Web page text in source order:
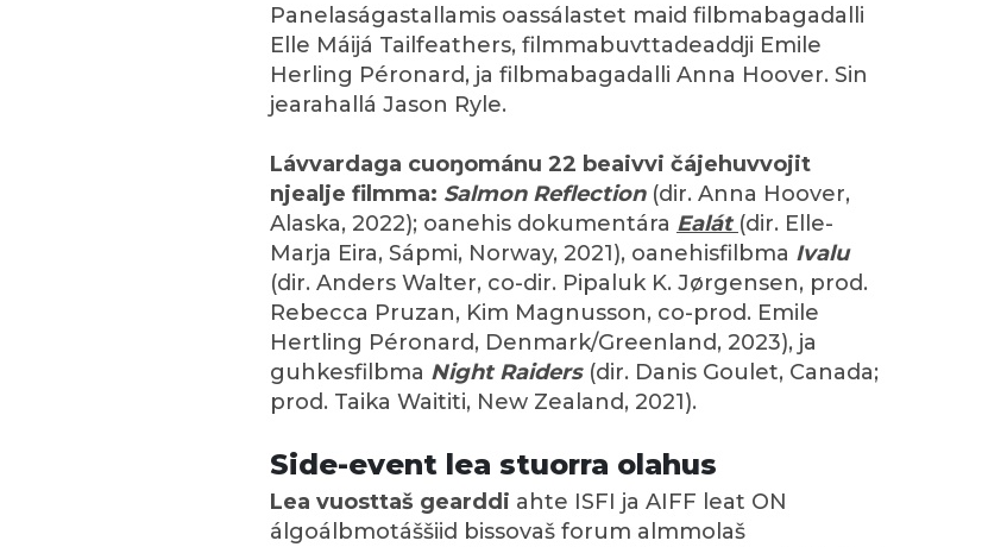
Panelaságastallamis oassálastet maid filbmabagadalli
Elle Máijá Tailfeathers, filmmabuvttadeaddji Emile
Herling Péronard, ja filbmabagadalli Anna Hoover. Sin
jearahallá Jason Ryle.
Lávvardaga cuoŋománu 22 beaivvi čájehuvvojit
njealje filmma: Salmon Reflection (dir. Anna Hoover,
Alaska, 2022); oanehis dokumentára Ealát (dir. Elle-
Marja Eira, Sápmi, Norway, 2021), oanehisfilbma Ivalu
(dir. Anders Walter, co-dir. Pipaluk K. Jørgensen, prod.
Rebecca Pruzan, Kim Magnusson, co-prod. Emile
Hertling Péronard, Denmark/Greenland, 2023), ja
guhkesfilbma Night Raiders (dir. Danis Goulet, Canada;
prod. Taika Waititi, New Zealand, 2021).
Side-event lea stuorra olahus
Lea vuosttaš gearddi ahte ISFI ja AIFF leat ON
álgoálbmotáššiid bissovaš forum almmolaš